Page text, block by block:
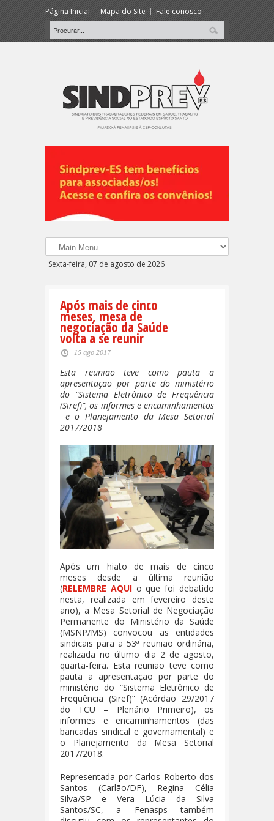
Página Inicial Mapa do Site Fale conosco
Sexta-feira, 07 de agosto de 2026
Após mais de cinco
meses, mesa de
negociação da Saúde
volta a se reunir
15 ago 2017
Esta reunião teve como pauta a
apresentação por parte do ministério
do “Sistema Eletrônico de Frequência
(Siref)”, os informes e encaminhamentos
e o Planejamento da Mesa Setorial
2017/2018
Após um hiato de mais de cinco
meses desde a última reunião
(RELEMBRE AQUIo que foi debatido
nesta, realizada em fevereiro deste
ano), a Mesa Setorial de Negociação
Permanente do Ministério da Saúde
(MSNP/MS) convocou as entidades
sindicais para a 53ª reunião ordinária,
realizada no último dia 2 de agosto,
quarta-feira. Esta reunião teve como
pauta a apresentação por parte do
ministério do “Sistema Eletrônico de
Frequência (Siref)” (Acórdão 29/2017
do TCU – Plenário Primeiro), os
informes e encaminhamentos (das
bancadas sindical e governamental) e
o Planejamento da Mesa Setorial
2017/2018.
Representada por Carlos Roberto dos
Santos (Carlão/DF), Regina Célia
Silva/SP e Vera Lúcia da Silva
Santos/SC, a Fenasps também